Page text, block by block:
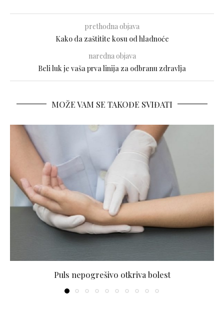
prethodna objava
Kako da zaštitite kosu od hladnoće
naredna objava
Beli luk je vaša prva linija za odbranu zdravlja
MOŽE VAM SE TAKOĐE SVIĐATI
Puls nepogrešivo otkriva bolest